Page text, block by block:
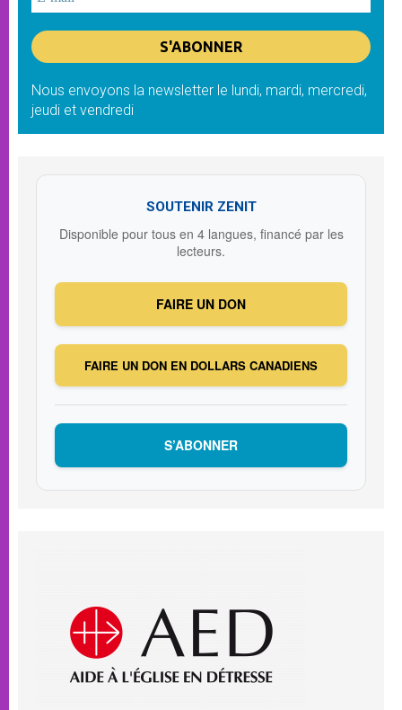
Nous envoyons la newsletter le lundi, mardi, mercredi,
jeudi et vendredi
SOUTENIR ZENIT
Disponible pour tous en 4 langues, financé par les
lecteurs.
FAIRE UN DON
FAIRE UN DON EN DOLLARS CANADIENS
S’ABONNER